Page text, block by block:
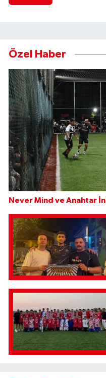
Özel Haber
Never Mind ve Anahtar